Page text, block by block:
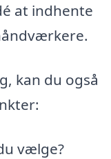
at indhente
kan du også
vælge?